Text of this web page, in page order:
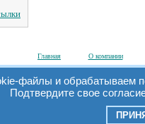
файлы и обрабатываем
Подтвердите свое
Главная О компании
© 2006 ООО
Все права защищены. При